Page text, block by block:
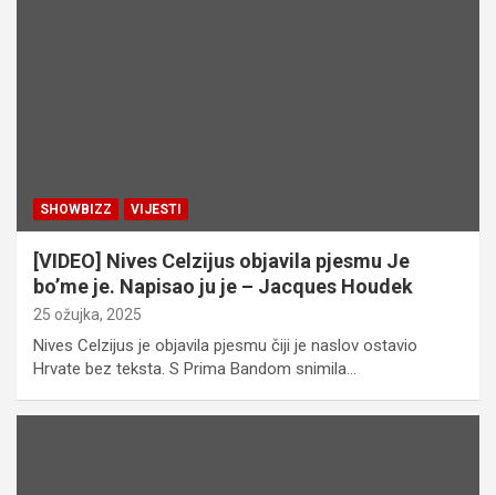
SHOWBIZZ VIJESTI
[VIDEO] Nives Celzijus objavila pjesmu Je
bo’me je. Napisao ju je – Jacques Houdek
25 ožujka, 2025
Nives Celzijus je objavila pjesmu čiji je naslov ostavio
Hrvate bez teksta. S Prima Bandom snimila…